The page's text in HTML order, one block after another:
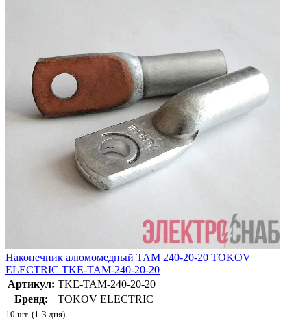
Наконечник алюмомедный ТАМ 240-20-20 TOKOV
ELECTRIC TKE-TAM-240-20-20
Артикул: TKE-TAM-240-20-20
Бренд:
TOKOV ELECTRIC
10 шт. (1-3 дня)